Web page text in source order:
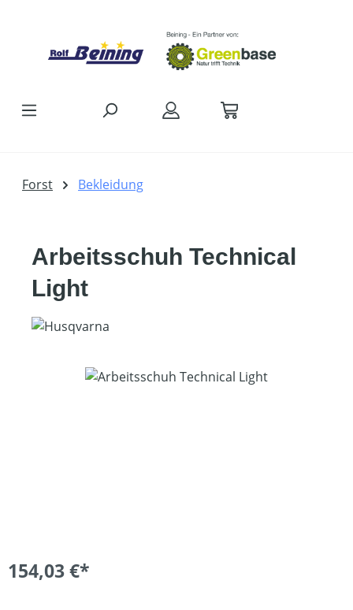
Forst Bekleidung
Arbeitsschuh Technical
Light
Bildergalerie überspringen
154,03 €*